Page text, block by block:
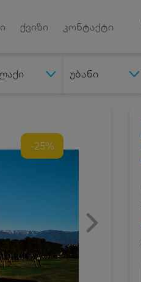
ქვიზი კონტაქტი
უბანი
-25%